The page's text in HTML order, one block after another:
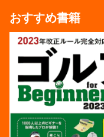
おすすめ書籍